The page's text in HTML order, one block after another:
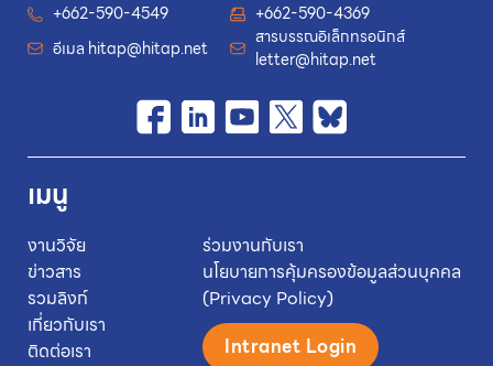
+662-590-4549
+662-590-4369
อีเมล hitap@hitap.net
สารบรรณอิเล็กทรอนิกส์
letter@hitap.net
เมนู
งานวิจัย
ข่าวสาร
รวมลิงก์
เกี่ยวกับเรา
ติดต่อเรา
ร่วมงานกับเรา
นโยบายการคุ้มครองข้อมูลส่วนบุคคล
(Privacy Policy)
Intranet Login